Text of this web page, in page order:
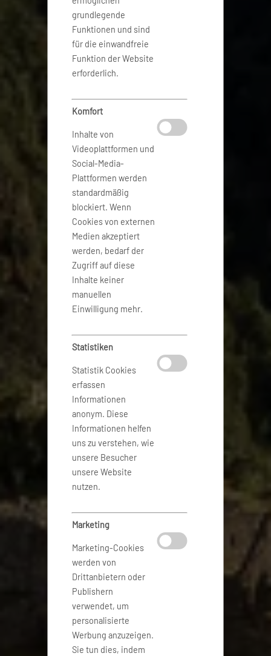
grundlegende
Funktionen und sind
für die einwandfreie
Funktion der Website
erforderlich.
Komfort
Inhalte von
Videoplattformen und
Social-Media-
Plattformen werden
standardmäßig
blockiert. Wenn
Cookies von externen
Medien akzeptiert
werden, bedarf der
Zugriff auf diese
Inhalte keiner
manuellen
Einwilligung mehr.
Statistiken
Statistik Cookies
erfassen
Informationen
anonym. Diese
Informationen helfen
uns zu verstehen, wie
unsere Besucher
unsere Website
nutzen.
Marketing
Marketing-Cookies
werden von
Drittanbietern oder
Publishern
verwendet, um
personalisierte
Werbung anzuzeigen.
Sie tun dies, indem